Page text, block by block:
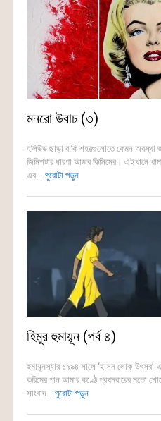
মনরো উবাচ (৩)
হলিউড ছাড়া বাকি শহরগুলোতে কেমন অবস্থা
জিনিশটার ধারণা আজব কিসিমের। এইখানে
এব... পুরোটা পড়ুন
হিমুর হুমায়ূন (পর্ব ৪)
হুমায়ূনস্যার ১৯৯৪ সালে ‘হাসন লোক-
করিমের গান আমার কণ্ঠে প্রথমবারের মতো
সাংবাদ... পুরোটা পড়ুন